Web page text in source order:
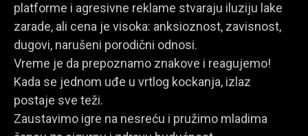
platforme i agresivne reklame stvaraju iluziju lake
zarade, ali cena je visoka: anksioznost, zavisnost,
dugovi, narušeni porodični odnosi.
Vreme je da prepoznamo znakove i reagujemo!
Kada se jednom uđe u vrtlog kockanja, izlaz
postaje sve teži.
Zaustavimo igre na nesreću i pružimo mladima